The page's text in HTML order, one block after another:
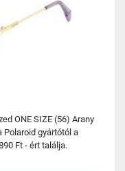
ONE SIZE (56) Arany
Polaroid gyártótól a
Ft - ért találja.